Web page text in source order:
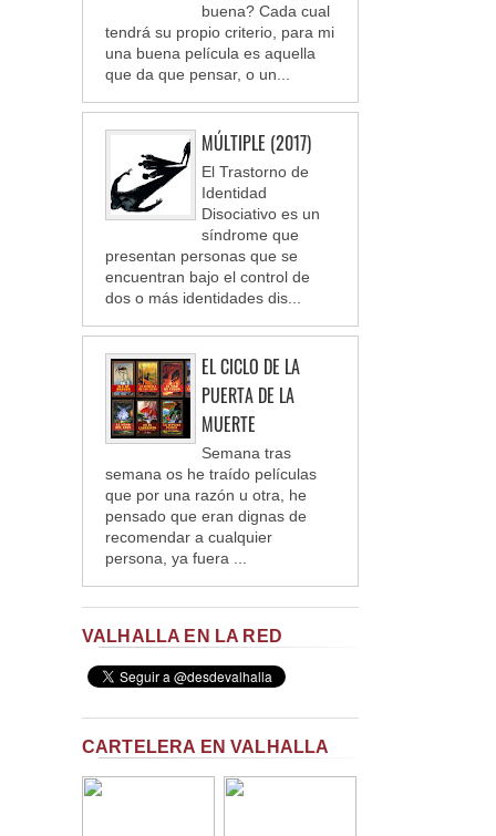
buena? Cada cual
tendrá su propio criterio, para mi
una buena película es aquella
que da que pensar, o un...
MÚLTIPLE (2017)
El Trastorno de
Identidad
Disociativo es un
síndrome que
presentan personas que se
encuentran bajo el control de
dos o más identidades dis...
EL CICLO DE LA
PUERTA DE LA
MUERTE
Semana tras
semana os he traído películas
que por una razón u otra, he
pensado que eran dignas de
recomendar a cualquier
persona, ya fuera ...
VALHALLA EN LA RED
CARTELERA EN VALHALLA